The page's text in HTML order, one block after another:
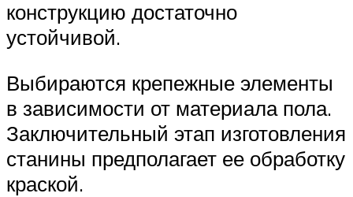
конструкцию достаточно
устойчивой.
Выбираются крепежные элементы
в зависимости от материала пола.
Заключительный этап изготовления
станины предполагает ее обработку
краской.